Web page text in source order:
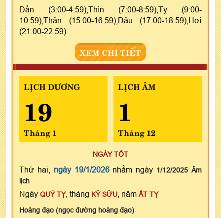
Dần (3:00-4:59),Thìn (7:00-8:59),Tỵ (9:00-
10:59),Thân (15:00-16:59),Dậu (17:00-18:59),Hợi
(21:00-22:59)
XEM CHI TIẾT
LỊCH DƯƠNG
19
Tháng 1
LỊCH ÂM
1
Tháng 12
NGÀY TỐT
Thứ hai, ngày 19/1/2026nhằm ngày 1/12/2025 Âm
lịch
Ngày QUÝ TỴ, tháng KỶ SỬU , năm ẤT TỴ
Hoàng đạo (ngọc đường hoàng đạo)